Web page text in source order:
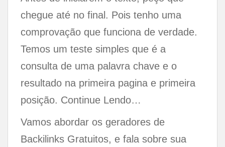
chegue até no final. Pois tenho uma
comprovação que funciona de verdade.
Temos um teste simples que é a
consulta de uma palavra chave e o
resultado na primeira pagina e primeira
posição. Continue Lendo…
Vamos abordar os geradores de
Backilinks Gratuitos, e fala sobre sua